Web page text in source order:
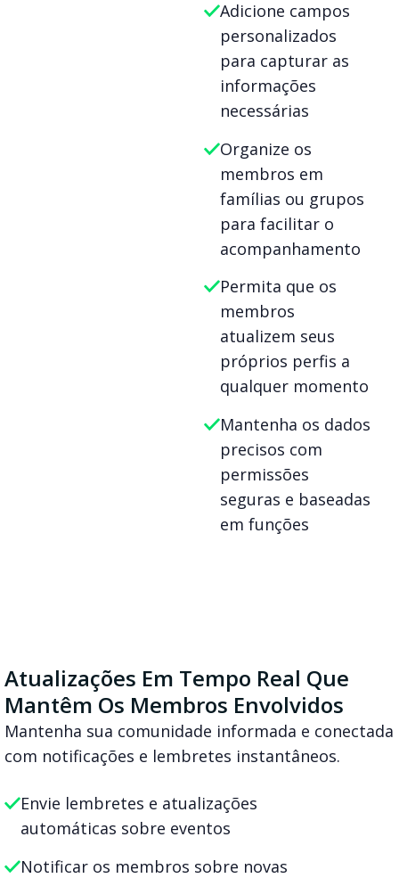
Adicione campos
personalizados
para capturar as
informações
necessárias
Organize os
membros em
famílias ou grupos
para facilitar o
acompanhamento
Permita que os
membros
atualizem seus
próprios perfis a
qualquer momento
Mantenha os dados
precisos com
permissões
seguras e baseadas
em funções
Atualizações Em Tempo Real Que
Mantêm Os Membros Envolvidos
Mantenha sua comunidade informada e conectada
com notificações e lembretes instantâneos.
Envie lembretes e atualizações
automáticas sobre eventos
Notificar os membros sobre novas